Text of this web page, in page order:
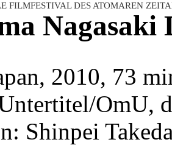
FILMFESTIVAL DES ATOMAREN
Nagasaki
2010, 73
OmU,
Shinpei